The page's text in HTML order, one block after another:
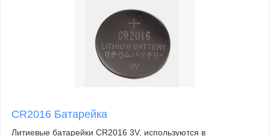
CR2016 Батарейка
Литиевые батарейки CR2016 3V, используются в